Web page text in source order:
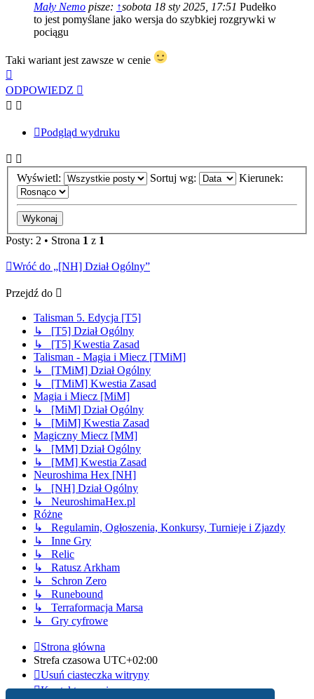
Mały Nemo pisze: ↑sobota 18 sty 2025, 17:51 Pudełko
to jest pomyślane jako wersja do szybkiej rozgrywki w
pociągu
Taki wariant jest zawsze w cenie
górę
ODPOWIEDZ
Podgląd wydruku
Wyświetl: Sortuj wg: Kierunek:
Posty: 2 • Strona 1 z 1
Wróć do „[NH] Dział Ogólny”
Przejdź do
Talisman 5. Edycja [T5]
↳ [T5] Dział Ogólny
↳ [T5] Kwestia Zasad
Talisman - Magia i Miecz [TMiM]
↳ [TMiM] Dział Ogólny
↳ [TMiM] Kwestia Zasad
Magia i Miecz [MiM]
↳ [MiM] Dział Ogólny
↳ [MiM] Kwestia Zasad
Magiczny Miecz [MM]
↳ [MM] Dział Ogólny
↳ [MM] Kwestia Zasad
Neuroshima Hex [NH]
↳ [NH] Dział Ogólny
↳ NeuroshimaHex.pl
Różne
↳ Regulamin, Ogłoszenia, Konkursy, Turnieje i Zjazdy
↳ Inne Gry
↳ Relic
↳ Ratusz Arkham
↳ Schron Zero
↳ Runebound
↳ Terraformacja Marsa
↳ Gry cyfrowe
Strona główna
Strefa czasowa UTC+02:00
Usuń ciasteczka witryny
Kontakt z nami